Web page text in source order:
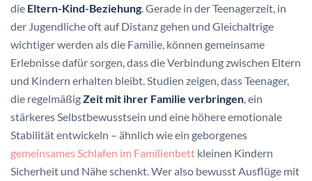
die Eltern-Kind-Beziehung . Gerade in der Teenagerzeit, in
der Jugendliche oft auf Distanz gehen und Gleichaltrige
wichtiger werden als die Familie, können gemeinsame
Erlebnisse dafür sorgen, dass die Verbindung zwischen Eltern
und Kindern erhalten bleibt. Studien zeigen, dass Teenager,
die regelmäßigZeit mit ihrer Familie verbringen , ein
stärkeres Selbstbewusstsein und eine höhere emotionale
Stabilität entwickeln – ähnlich wie ein geborgenes
gemeinsames Schlafen im Familienbett kleinen Kindern
Sicherheit und Nähe schenkt. Wer also bewusst Ausflüge mit